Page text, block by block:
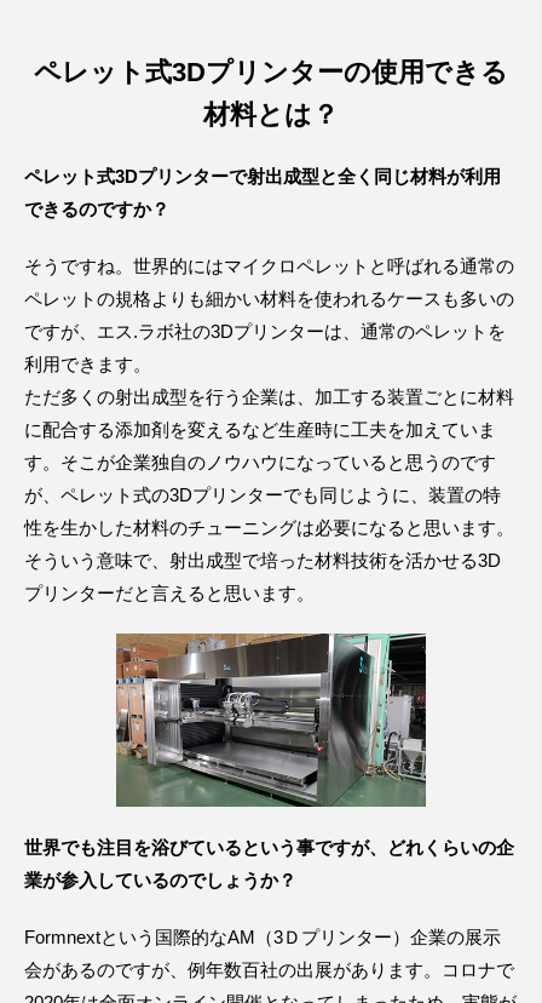
ペレット式3Dプリンターの使用できる
材料とは？
ペレット式3Dプリンターで射出成型と全く同じ材料が利用
できるのですか？
そうですね。世界的にはマイクロペレットと呼ばれる通常の
ペレットの規格よりも細かい材料を使われるケースも多いの
ですが、エス.ラボ社の3Dプリンターは、通常のペレットを
利用できます。
ただ多くの射出成型を行う企業は、加工する装置ごとに材料
に配合する添加剤を変えるなど生産時に工夫を加えていま
す。そこが企業独自のノウハウになっていると思うのです
が、ペレット式の3Dプリンターでも同じように、装置の特
性を生かした材料のチューニングは必要になると思います。
そういう意味で、射出成型で培った材料技術を活かせる3D
プリンターだと言えると思います。
世界でも注目を浴びているという事ですが、どれくらいの企
業が参入しているのでしょうか？
Formnextという国際的なAM（3Ｄプリンター）企業の展示
会があるのですが、例年数百社の出展があります。コロナで